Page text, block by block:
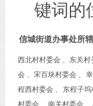
键词的
信城街道办事处所
西北村村委会 、东关
会 、宋百块村委会 、
程西村委会 、东程子
村委会 、南关村委会